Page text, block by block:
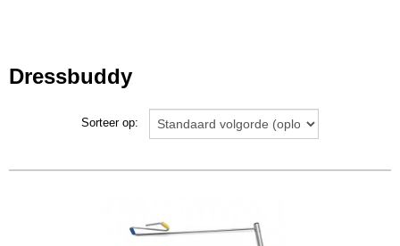
Dressbuddy
Sorteer op: